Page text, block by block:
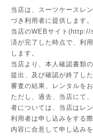
当店は、スーツケースレ
づき利用者に提供します。
当店のWEBサイト
済が完了した時点で、利
します。
当店より、本人確認書類
提出、及び確認が終了し
審査の結果、レンタルを
ただし、過去、当店にて
者については、当店はレ
利用者は申し込みをする
内容に合意して申し込み